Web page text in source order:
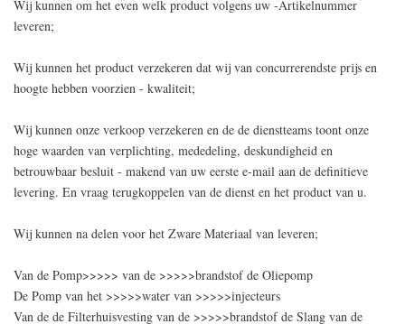
Wij kunnen om het even welk product volgens uw -Artikelnummer
leveren;
Wij kunnen het product verzekeren dat wij van concurrerendste prijs en
hoogte hebben voorzien - kwaliteit;
Wij kunnen onze verkoop verzekeren en de de dienstteams toont onze
hoge waarden van verplichting, mededeling, deskundigheid en
betrouwbaar besluit - makend van uw eerste e-mail aan de definitieve
levering. En vraag terugkoppelen van de dienst en het product van u.
Wij kunnen na delen voor het Zware Materiaal van leveren;
Van de Pomp>>>>> van de >>>>>brandstof de Oliepomp
De Pomp van het >>>>>water van >>>>>injecteurs
Van de de Filterhuisvesting van de >>>>>brandstof de Slang van de